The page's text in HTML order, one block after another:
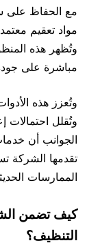
مع الحفاظ على
مواد تعقيم معتمدة
وتُظهر هذه
مباشرة على جودة
وتُعزز هذه الأدوات
وتُقلل احتمالات
الجوانب أن خدمات
تقدمها الشركة
الممارسات الحديثة.
كيف تضمن الشركة
التنظيف؟